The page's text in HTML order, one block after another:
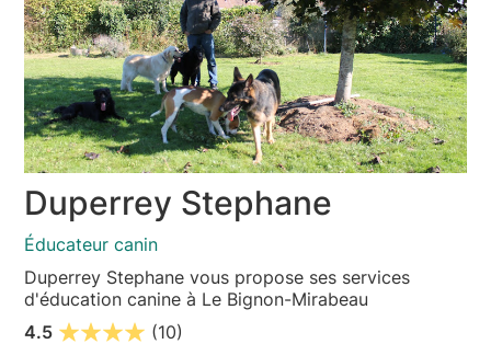
Duperrey Stephane
Éducateur canin
Duperrey Stephane vous propose ses services
d'éducation canine à Le Bignon-Mirabeau
4.5
(10)